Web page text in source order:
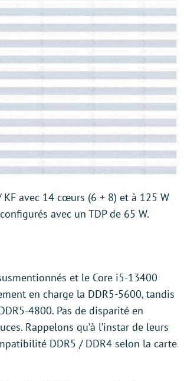
avec 14 cœurs (6 + 8) et à 125 W
avec un TDP de 65 W.
et le Core i5-13400
en charge la DDR5-5600, tandis
4800. Pas de disparité en
Rappelons qu’à l’instar de leurs
DDR5 / DDR4 selon la carte